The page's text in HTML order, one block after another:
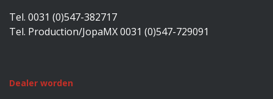
Tel. 0031 (0)547-382717
Tel. Production/JopaMX 0031 (0)547-729091
Dealer worden